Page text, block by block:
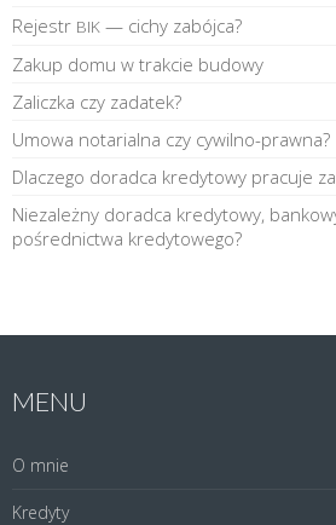
Rejestr BIK — cichy zabójca?
Zakup domu w trakcie budowy
Zaliczka czy zadatek?
Umowa notarialna czy cywilno-prawna?
Dlaczego doradca kredytowy pracuje
Niezależny doradca kredytowy,
pośrednictwa kredytowego?
MENU
O mnie
Kredyty